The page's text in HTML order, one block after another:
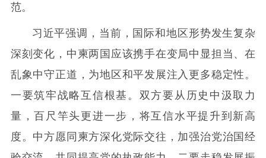
范。
习近平强调，当前，国际和地区形势发生复杂
深刻变化，中柬两国应该携手在变局中显担当、在
乱象中守正道，为地区和平发展注入更多稳定性。
一要筑牢战略互信根基。双方要从历史中汲取力
量，百尺竿头更进一步，将互信水平提升到新高
度。中方愿同柬方深化党际交往，加强治党治国经